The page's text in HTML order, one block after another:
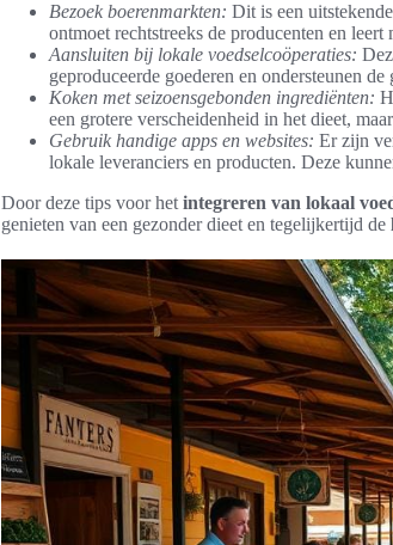
Bezoek boerenmarkten: Dit is een
ontmoet rechtstreeks de producenten en
Aansluiten bij lokale voedselcoöperaties:
geproduceerde goederen en ondersteunen de
Koken met seizoensgebonden ingrediënten:
een grotere verscheidenheid in het dieet,
Gebruik handige apps en websites: Er zijn
lokale leveranciers en producten. Deze
Door deze tips voor het integreren van lokaal
genieten van een gezonder dieet en tegelijkertijd de